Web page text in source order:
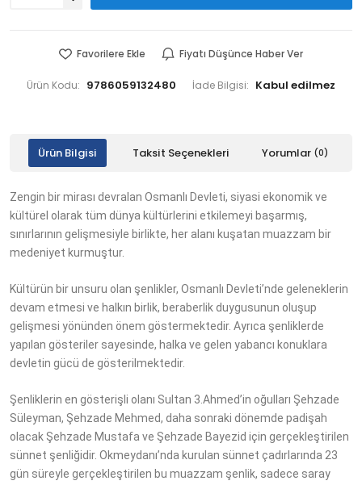
Favorilere Ekle Fiyatı Düşünce Haber Ver
Ürün Kodu: 9786059132480 İade Bilgisi:
Ürün Bilgisi Taksit Seçenekleri Yorumlar (0)
Zengin bir mirası devralan Osmanlı Devleti, siyasi ekonomik ve
kültürel olarak tüm dünya kültürlerini etkilemeyi başarmış,
sınırlarının gelişmesiyle birlikte, her alanı kuşatan muazzam bir
medeniyet kurmuştur.
Kültürün bir unsuru olan şenlikler, Osmanlı Devleti’nde geleneklerin
devam etmesi ve halkın birlik, beraberlik duygusunun oluşup
gelişmesi yönünden önem göstermektedir. Ayrıca şenliklerde
yapılan gösteriler sayesinde, halka ve gelen yabancı konuklara
devletin gücü de gösterilmektedir.
Şenliklerin en gösterişli olanı Sultan 3.Ahmed’in oğulları Şehzade
Süleyman, Şehzade Mehmed, daha sonraki dönemde padişah
olacak Şehzade Mustafa ve Şehzade Bayezid için gerçekleştirilen
sünnet şenliğidir. Okmeydanı’nda kurulan sünnet çadırlarında 23
gün süreyle gerçekleştirilen bu muazzam şenlik, sadece saray